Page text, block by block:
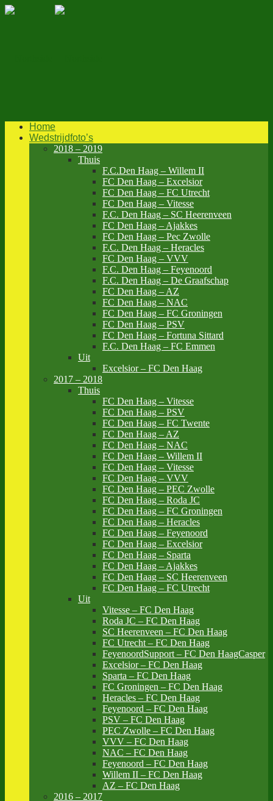
Home
Wedstrijdfoto’s
2018 – 2019
Thuis
F.C.Den Haag – Willem II
FC Den Haag – Excelsior
FC Den Haag – FC Utrecht
FC Den Haag – Vitesse
F.C. Den Haag – SC Heerenveen
FC Den Haag – Ajakkes
FC Den Haag – Pec Zwolle
F.C. Den Haag – Heracles
FC Den Haag – VVV
F.C. Den Haag – Feyenoord
F.C. Den Haag – De Graafschap
FC Den Haag – AZ
FC Den Haag – NAC
FC Den Haag – FC Groningen
FC Den Haag – PSV
FC Den Haag – Fortuna Sittard
F.C. Den Haag – FC Emmen
Uit
Excelsior – FC Den Haag
2017 – 2018
Thuis
FC Den Haag – Vitesse
FC Den Haag – PSV
FC Den Haag – FC Twente
FC Den Haag – AZ
FC Den Haag – NAC
FC Den Haag – Willem II
FC Den Haag – Vitesse
FC Den Haag – VVV
FC Den Haag – PEC Zwolle
FC Den Haag – Roda JC
FC Den Haag – FC Groningen
FC Den Haag – Heracles
FC Den Haag – Feyenoord
FC Den Haag – Excelsior
FC Den Haag – Sparta
FC Den Haag – Ajakkes
FC Den Haag – SC Heerenveen
FC Den Haag – FC Utrecht
Uit
Vitesse – FC Den Haag
Roda JC – FC Den Haag
SC Heerenveen – FC Den Haag
FC Utrecht – FC Den Haag
FeyenoordSupport – FC Den HaagCasper
Excelsior – FC Den Haag
Sparta – FC Den Haag
FC Groningen – FC Den Haag
Heracles – FC Den Haag
Feyenoord – FC Den Haag
PSV – FC Den Haag
PEC Zwolle – FC Den Haag
VVV – FC Den Haag
NAC – FC Den Haag
Feyenoord – FC Den Haag
Willem II – FC Den Haag
AZ – FC Den Haag
2016 – 2017